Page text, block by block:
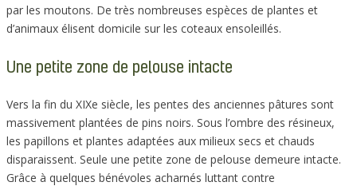
par les moutons. De très nombreuses espèces de plantes et
d’animaux élisent domicile sur les coteaux ensoleillés.
Une petite zone de pelouse intacte
Vers la fin du XIXe siècle, les pentes des anciennes pâtures sont
massivement plantées de pins noirs. Sous l’ombre des résineux,
les papillons et plantes adaptées aux milieux secs et chauds
disparaissent. Seule une petite zone de pelouse demeure intacte.
Grâce à quelques bénévoles acharnés luttant contre